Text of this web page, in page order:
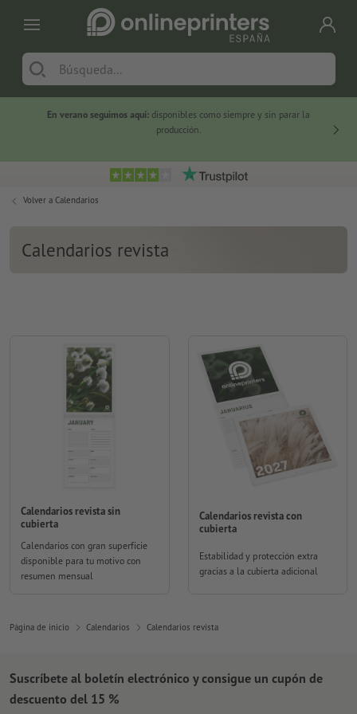
En verano seguimos aquí: disponibles como siempre y sin parar la
producción.
Volver a Calendarios
Calendarios revista
Calendarios revista sin
cubierta
Calendarios con gran superficie
disponible para tu motivo con
resumen mensual
Calendarios revista con
cubierta
Estabilidad y protección extra
gracias a la cubierta adicional
Página de inicio Calendarios Calendarios revista
Suscríbete al boletín electrónico y consigue un cupón de
descuento del 15 %